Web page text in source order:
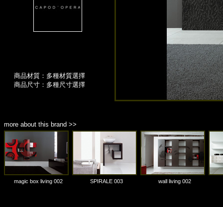
商品材質：多種材質選擇
商品尺寸：多種尺寸選擇
more about this brand >>
magic box living 002 SPIRALE 003 wall living 002